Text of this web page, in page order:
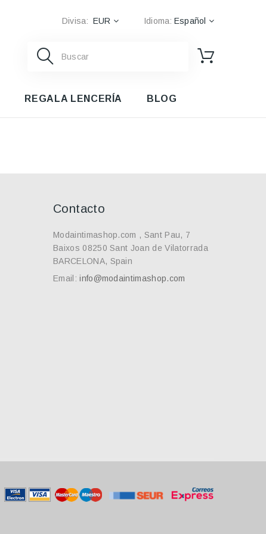
Idioma: Español
Divisa: EUR
REGALA LENCERÍA BLOG
Contacto
Modaintimashop.com , Sant Pau, 7
Baixos 08250 Sant Joan de Vilatorrada
BARCELONA, Spain
Email:info@modaintimashop.com